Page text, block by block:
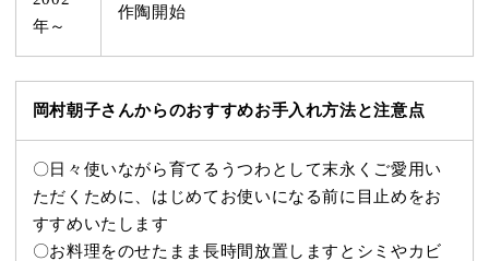
年～
作陶開始
岡村朝子さんからのおすすめお手入れ方法と注意点
〇日々使いながら育てるうつわとして末永くご愛用い
ただくために、はじめてお使いになる前に目止めをお
すすめいたします
〇お料理をのせたまま長時間放置しますとシミやカビ